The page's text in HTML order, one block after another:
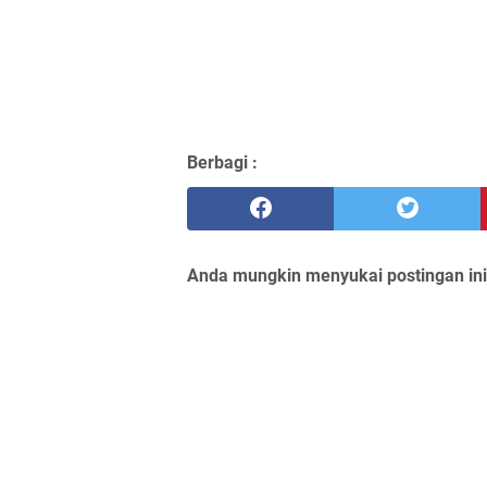
Berbagi :
Anda mungkin menyukai postingan